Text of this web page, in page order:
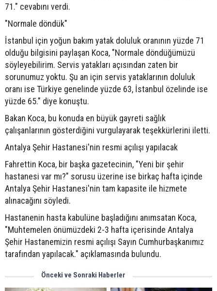
71." cevabını verdi.
"Normale döndük"
İstanbul için yoğun bakım yatak doluluk oranının yüzde 71
olduğu bilgisini paylaşan Koca, "Normale döndüğümüzü
söyleyebilirim. Servis yatakları açısından zaten bir
sorunumuz yoktu. Şu an için servis yataklarının doluluk
oranı ise Türkiye genelinde yüzde 63, İstanbul özelinde ise
yüzde 65." diye konuştu.
Bakan Koca, bu konuda en büyük gayreti sağlık
çalışanlarının gösterdiğini vurgulayarak teşekkürlerini iletti.
Antalya Şehir Hastanesi'nin resmi açılışı yapılacak
Fahrettin Koca, bir başka gazetecinin, "Yeni bir şehir
hastanesi var mı?" sorusu üzerine ise birkaç hafta içinde
Antalya Şehir Hastanesi'nin tam kapasite ile hizmete
alınacağını söyledi.
Hastanenin hasta kabulüne başladığını anımsatan Koca,
"Muhtemelen önümüzdeki 2-3 hafta içerisinde Antalya
Şehir Hastanemizin resmi açılışı Sayın Cumhurbaşkanımız
tarafından yapılacak." açıklamasında bulundu.
Önceki ve Sonraki Haberler